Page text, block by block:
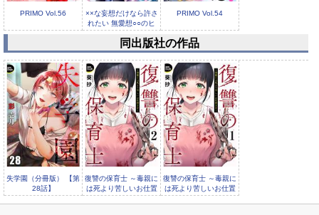
PRIMO Vol.56
××な妄想だけなら許さ
れたい 無愛想○○のヒ
ミツ...
PRIMO Vol.54
××な妄想だけなら許さ
れたい 無愛想○○のヒ
同出版社の作品
失学園（分冊版） 【第
28話】
復讐の保育士 ～毒親に
は死より苦しいお仕置
きを～（分冊版）
復讐の保育士 ～毒親に
は死より苦しいお仕置
きを～（分冊版）